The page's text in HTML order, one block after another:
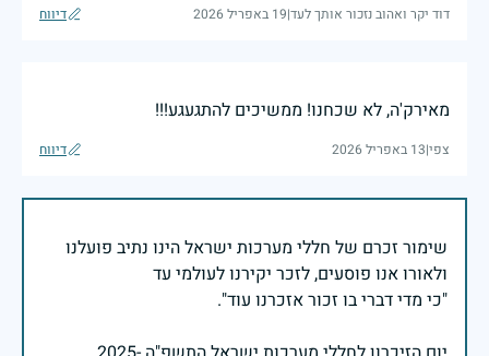
דוד יקר ואהוב נזכור אותך לעד|19 באפריל 2026 דיווח
מאירק'ה, לא שכחנו! ממשיכים להתגעגע!!!
צפי|13 באפריל 2026 דיווח
שימור זכרם של חללי מערכות ישראל הינו נתיב פועלנו